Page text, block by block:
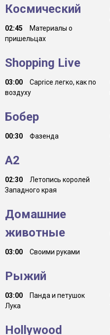
Космический
02:45
Материалы о
пришельцах
Shopping Live
03:00
Caprice легко, как по
воздуху
Бобер
00:30 Фазенда
A2
02:30
Летопись королей
Западного края
Домашние
животные
03:00 Своими руками
Рыжий
03:00
Панда и петушок
Лука
Hollywood